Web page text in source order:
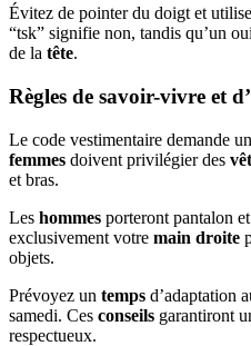
Évitez de pointer du doigt et
“tsk” signifie non, tandis qu’un
de la tête.
Règles de savoir-vivre et
Le code vestimentaire demande
femmes doivent privilégier des
et bras.
Les hommes porteront pantalon
exclusivement votre main droite
objets.
Prévoyez un temps d’adaptation
samedi. Ces conseils garantiront
respectueux.